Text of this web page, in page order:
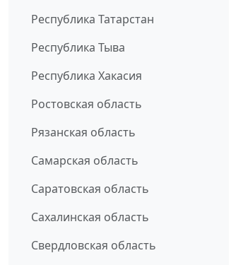
Республика Татарстан
Республика Тыва
Республика Хакасия
Ростовская область
Рязанская область
Самарская область
Саратовская область
Сахалинская область
Свердловская область